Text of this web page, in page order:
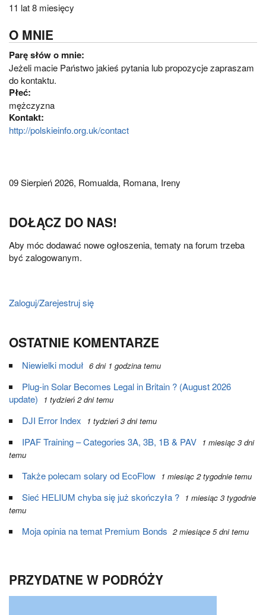
11 lat 8 miesięcy
O MNIE
Parę słów o mnie:
Jeżeli macie Państwo jakieś pytania lub propozycje zapraszam
do kontaktu.
Płeć:
mężczyzna
Kontakt:
http://polskieinfo.org.uk/contact
09 Sierpień 2026, Romualda, Romana, Ireny
DOŁĄCZ DO NAS!
Aby móc dodawać nowe ogłoszenia, tematy na forum trzeba
być zalogowanym.
Zaloguj/Zarejestruj się
OSTATNIE KOMENTARZE
Niewielki moduł 6 dni 1 godzina temu
Plug-in Solar Becomes Legal in Britain ? (August 2026
update)
1 tydzień 2 dni temu
DJI Error Index 1 tydzień 3 dni temu
IPAF Training – Categories 3A, 3B, 1B & PAV 1 miesiąc 3 dni
temu
Także polecam solary od EcoFlow 1 miesiąc 2 tygodnie temu
Sieć HELIUM chyba się już skończyła ? 1 miesiąc 3 tygodnie
temu
Moja opinia na temat Premium Bonds 2 miesiące 5 dni temu
PRZYDATNE W PODRÓŻY